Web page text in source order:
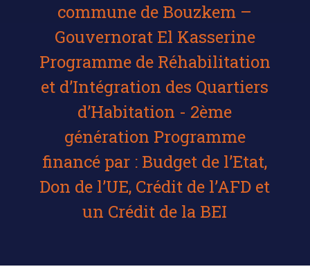
commune de Bouzkem –
Gouvernorat El Kasserine
Programme de Réhabilitation
et d’Intégration des Quartiers
d’Habitation - 2ème
génération Programme
financé par : Budget de l’Etat,
Don de l’UE, Crédit de l’AFD et
un Crédit de la BEI